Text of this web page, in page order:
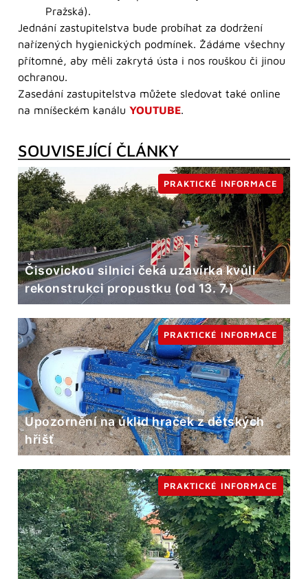
Pražská).
Jednání zastupitelstva bude probíhat za dodržení
nařízených hygienických podmínek. Žádáme všechny
přítomné, aby měli zakrytá ústa i nos rouškou či jinou
ochranou.
Zasedání zastupitelstva můžete sledovat také online
na mníšeckém kanálu YOUTUBE.
SOUVISEJÍCÍ ČLÁNKY
Čisovickou silnici čeká uzavírka kvůli
rekonstrukci propustku (od 13. 7.)
PRAKTICKÉ INFORMACE
Upozornění na úklid hraček z dětských
hřišť
PRAKTICKÉ INFORMACE
PRAKTICKÉ INFORMACE